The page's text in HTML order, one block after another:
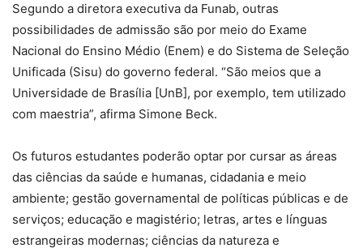
Segundo a diretora executiva da Funab, outras
possibilidades de admissão são por meio do Exame
Nacional do Ensino Médio (Enem) e do Sistema de Seleção
Unificada (Sisu) do governo federal. “São meios que a
Universidade de Brasília [UnB], por exemplo, tem utilizado
com maestria”, afirma Simone Beck.
Os futuros estudantes poderão optar por cursar as áreas
das ciências da saúde e humanas, cidadania e meio
ambiente; gestão governamental de políticas públicas e de
serviços; educação e magistério; letras, artes e línguas
estrangeiras modernas; ciências da natureza e